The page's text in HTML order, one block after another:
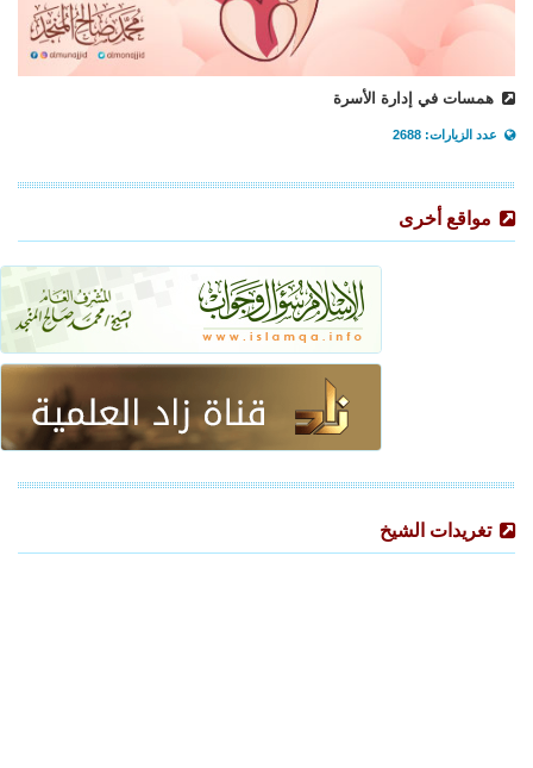
همسات في إدارة الأسرة
عدد الزيارات: 2688
مواقع أخرى
تغريدات الشيخ